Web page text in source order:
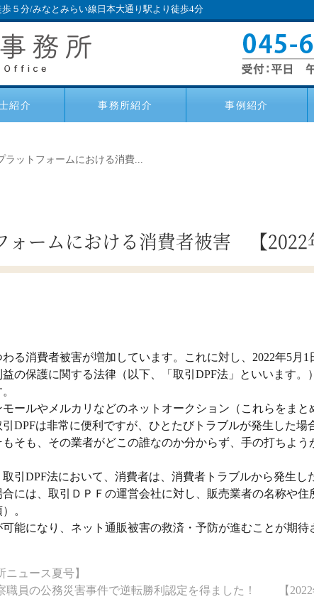
５分/みなとみらい線日本大通り駅より徒歩4分
紹介 事務所紹介 事例紹介
ラットフォームにおける消費...
ォームにおける消費者被害 【2022
る消費者被害が増加しています。これに対し、2022年5月
の保護に関する法律（以下、「取引DPF法」といいます。
ールやメルカリなどのネットオークション（これらをまと
DPFは非常に便利ですが、ひとたびトラブルが発生した場
そも、その業者がどこの誰なのか分からず、手の打ちよ
引DPF法において、消費者は、消費者トラブルから発生し
には、取引ＤＰＦの運営会社に対し、販売業者の名称や
。
能になり、ネット通販被害の救済・予防が進むことが期待
ース夏号】
職員の公務災害事件で逆転勝利認定を得ました！ 【2022